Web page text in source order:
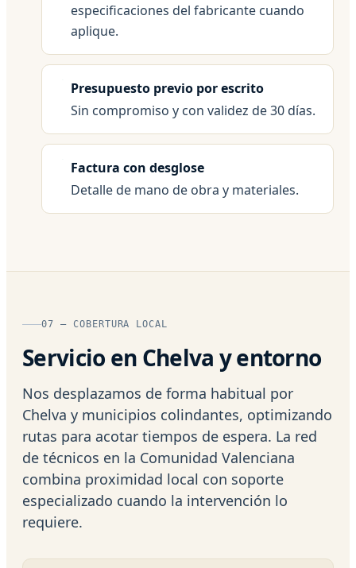
especificaciones del fabricante cuando
aplique.
Presupuesto previo por escrito
Sin compromiso y con validez de 30 días.
Factura con desglose
Detalle de mano de obra y materiales.
07 — COBERTURA LOCAL
Servicio en Chelva y entorno
Nos desplazamos de forma habitual por
Chelva y municipios colindantes, optimizando
rutas para acotar tiempos de espera. La red
de técnicos en la Comunidad Valenciana
combina proximidad local con soporte
especializado cuando la intervención lo
requiere.